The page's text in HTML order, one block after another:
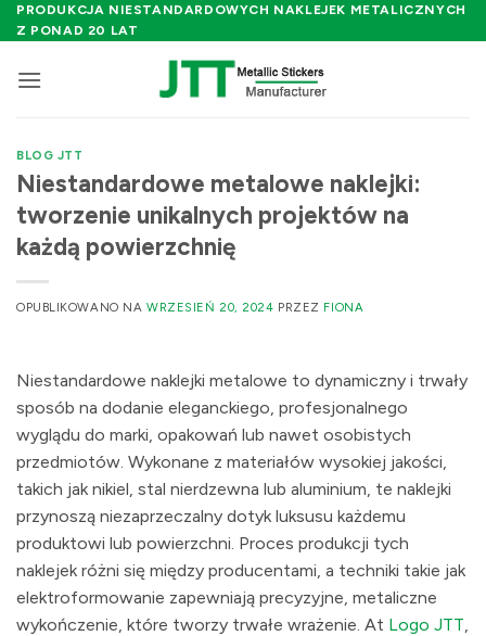
Przewiń
do
PRODUKCJA NIESTANDARDOWYCH NAKLEJEK METALICZNYCH
Z PONAD 20 LAT
BLOG JTT
Niestandardowe metalowe naklejki:
tworzenie unikalnych projektów na
każdą powierzchnię
OPUBLIKOWANO NA WRZESIEŃ 20, 2024 PRZEZ FIONA
Niestandardowe naklejki metalowe to dynamiczny i trwały
sposób na dodanie eleganckiego, profesjonalnego
wyglądu do marki, opakowań lub nawet osobistych
przedmiotów. Wykonane z materiałów wysokiej jakości,
takich jak nikiel, stal nierdzewna lub aluminium, te naklejki
przynoszą niezaprzeczalny dotyk luksusu każdemu
produktowi lub powierzchni. Proces produkcji tych
naklejek różni się między producentami, a techniki takie jak
elektroformowanie zapewniają precyzyjne, metaliczne
wykończenie, które tworzy trwałe wrażenie. At Logo JTT